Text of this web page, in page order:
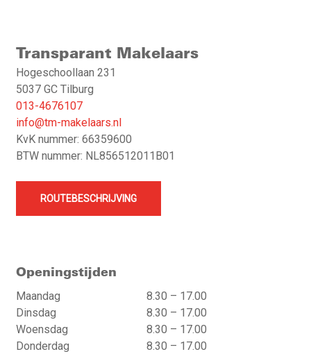
Transparant Makelaars
Hogeschoollaan 231
5037 GC Tilburg
013-4676107
info@tm-makelaars.nl
KvK nummer: 66359600
BTW nummer: NL856512011B01
ROUTEBESCHRIJVING
Openingstijden
Maandag
8.30 – 17.00
Dinsdag
8.30 – 17.00
Woensdag
8.30 – 17.00
Donderdag
8.30 – 17.00